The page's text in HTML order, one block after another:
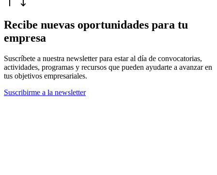
Recibe nuevas oportunidades para tu
empresa
Suscríbete a nuestra newsletter para estar al día de convocatorias,
actividades, programas y recursos que pueden ayudarte a avanzar en
tus objetivos empresariales.
Suscribirme a la newsletter